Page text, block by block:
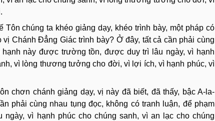
chúng ta khéo giảng dạy, khéo trình bày, một pháp có
Chánh Ðẳng Giác trình bày? Ở đây, tất cả cần phải cùng
này được trường tồn, được duy trì lâu ngày, vì hạnh
vì lòng thương tưởng cho đời, vì lợi ích, vì hạnh phúc, vì
chơn chánh giảng dạy, vị này đã biết, đã thấy, bậc A-la-
phải cùng nhau tụng đọc, không có tranh luận, để phạm
vì hạnh phúc cho chúng sanh, vì an lạc cho chúng